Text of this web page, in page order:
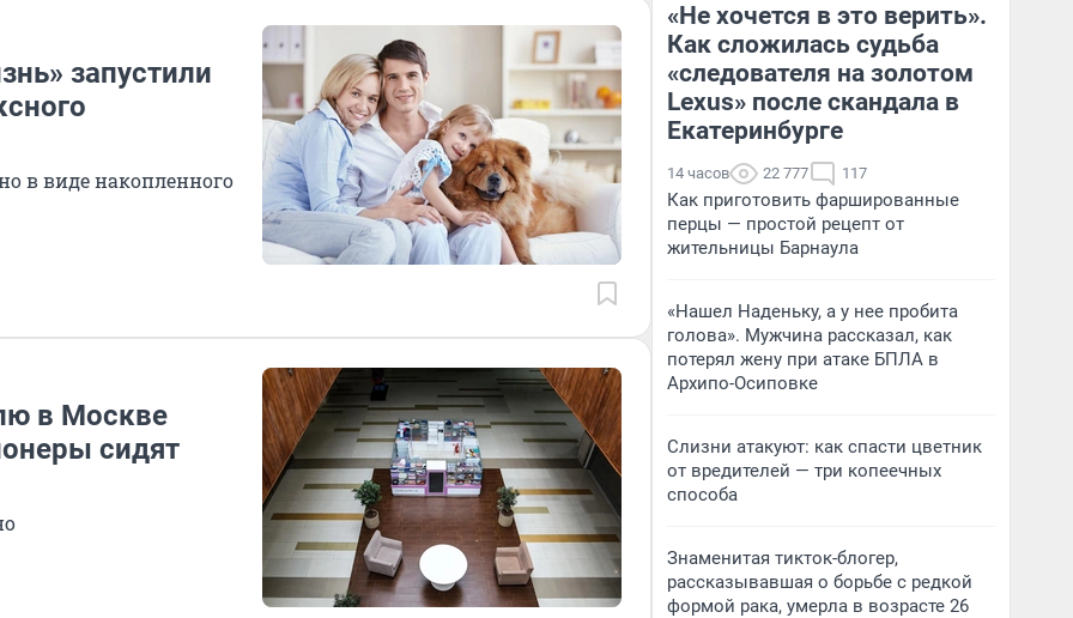
запустили
в виде накопленного
в Москве
сидят
«Не хочется в это верить».
Как сложилась судьба
«следователя на золотом
Lexus» после скандала в
Екатеринбурге
14 часов 22 777 117
Как приготовить фаршированные
перцы — простой рецепт от
жительницы Барнаула
«Нашел Наденьку, а у нее пробита
голова». Мужчина рассказал, как
потерял жену при атаке БПЛА в
Архипо-Осиповке
Слизни атакуют: как спасти цветник
от вредителей — три копеечных
способа
Знаменитая тикток-блогер,
рассказывавшая о борьбе с редкой
формой рака, умерла в возрасте 26